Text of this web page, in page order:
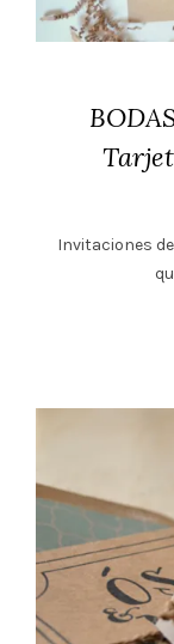
Invitaciones